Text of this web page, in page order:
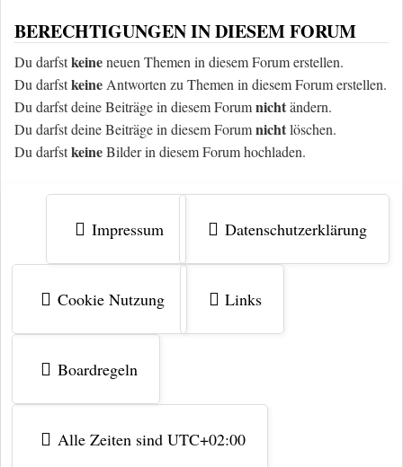
BERECHTIGUNGEN IN DIESEM FORUM
Du darfstkeineneuen Themen in diesem Forum erstellen.
Du darfstkeineAntworten zu Themen in diesem Forum erstellen.
Du darfst deine Beiträge in diesem Forumnichtändern.
Du darfst deine Beiträge in diesem Forumnichtlöschen.
Du darfstkeineBilder in diesem Forum hochladen.
Impressum Datenschutzerklärung
Cookie Nutzung Links
Boardregeln
Alle Zeiten sind UTC+02:00